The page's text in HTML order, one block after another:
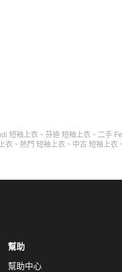
短袖上衣 、 芬迪 短袖上衣 、 二手
衣 、 熱門 短袖上衣 、 中古 短袖上衣 、
幫助
幫助中心